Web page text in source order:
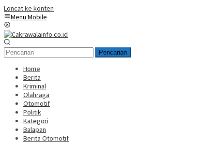
Loncat ke konten
Menu Mobile
Pencarian
Home
Berita
Kriminal
Olahraga
Otomotif
Politik
Kategori
Balapan
Berita Otomotif